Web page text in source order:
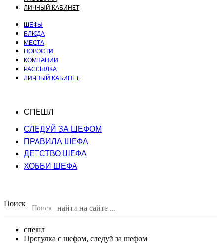
ЛИЧНЫЙ КАБИНЕТ
ШЕФЫ
БЛЮДА
МЕСТА
НОВОСТИ
КОМПАНИИ
РАССЫЛКА
ЛИЧНЫЙ КАБИНЕТ
СПЕШЛ
СЛЕДУЙ ЗА ШЕФОМ
ПРАВИЛА ШЕФА
ДЕТСТВО ШЕФА
ХОББИ ШЕФА
Поиск Поиск
спешл
Прогулка с шефом, следуй за шефом